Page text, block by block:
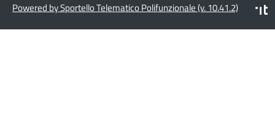
Powered by Sportello Telematico Polifunzionale (v. 10.41.2)